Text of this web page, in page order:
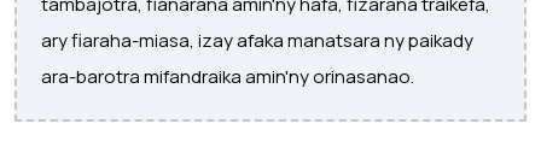
ary fiaraha-miasa, izay afaka manatsara ny paikady
ara-barotra mifandraika amin'ny orinasanao.